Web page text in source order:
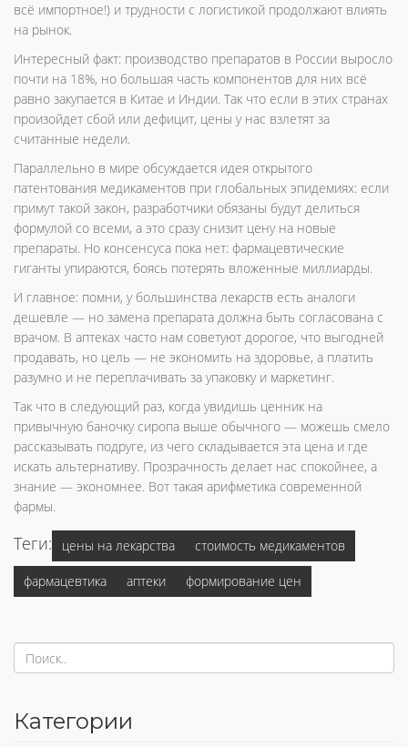
всё импортное!) и трудности с логистикой продолжают влиять
на рынок.
Интересный факт: производство препаратов в России выросло
почти на 18%, но большая часть компонентов для них всё
равно закупается в Китае и Индии. Так что если в этих странах
произойдет сбой или дефицит, цены у нас взлетят за
считанные недели.
Параллельно в мире обсуждается идея открытого
патентования медикаментов при глобальных эпидемиях: если
примут такой закон, разработчики обязаны будут делиться
формулой со всеми, а это сразу снизит цену на новые
препараты. Но консенсуса пока нет: фармацевтические
гиганты упираются, боясь потерять вложенные миллиарды.
И главное: помни, у большинства лекарств есть аналоги
дешевле — но замена препарата должна быть согласована с
врачом. В аптеках часто нам советуют дорогое, что выгодней
продавать, но цель — не экономить на здоровье, а платить
разумно и не переплачивать за упаковку и маркетинг.
Так что в следующий раз, когда увидишь ценник на
привычную баночку сиропа выше обычного — можешь смело
рассказывать подруге, из чего складывается эта цена и где
искать альтернативу. Прозрачность делает нас спокойнее, а
знание — экономнее. Вот такая арифметика современной
фармы.
Теги: цены на лекарства стоимость медикаментов
фармацевтика аптеки формирование цен
Категории